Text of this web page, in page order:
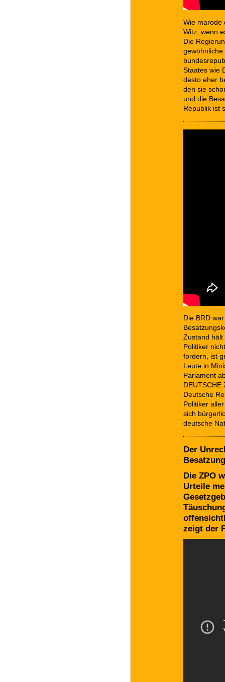
Wie marode
Witz, wenn
Die
Staates wie
desto eher
den sie
und die
Republik ist
Die BRD
Zustand hält
Politiker
fordern, ist
Leute in
Parlament
Deutsche
Politiker
sich
deutsche
Der
Die ZPO
Urteile
zeigt der